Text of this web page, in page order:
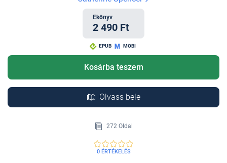
Ekönyv
2 490 Ft
EPUB MOBI
Kosárba teszem
Olvass bele
272 Oldal
0 ÉRTÉKELÉS